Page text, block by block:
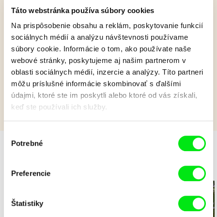
Táto webstránka používa súbory cookies
Na prispôsobenie obsahu a reklám, poskytovanie funkcií
sociálnych médií a analýzu návštevnosti používame
súbory cookie. Informácie o tom, ako používate naše
webové stránky, poskytujeme aj našim partnerom v
oblasti sociálnych médií, inzercie a analýzy. Títo partneri
môžu príslušné informácie skombinovať s ďalšími
údajmi, ktoré ste im poskytli alebo ktoré od vás získali,
keď ste používali ich služby.
súhlasu
Potrebné
Preferencie
Štatistiky
Balet
Zobraziť viac
Hurá, prázdniny!